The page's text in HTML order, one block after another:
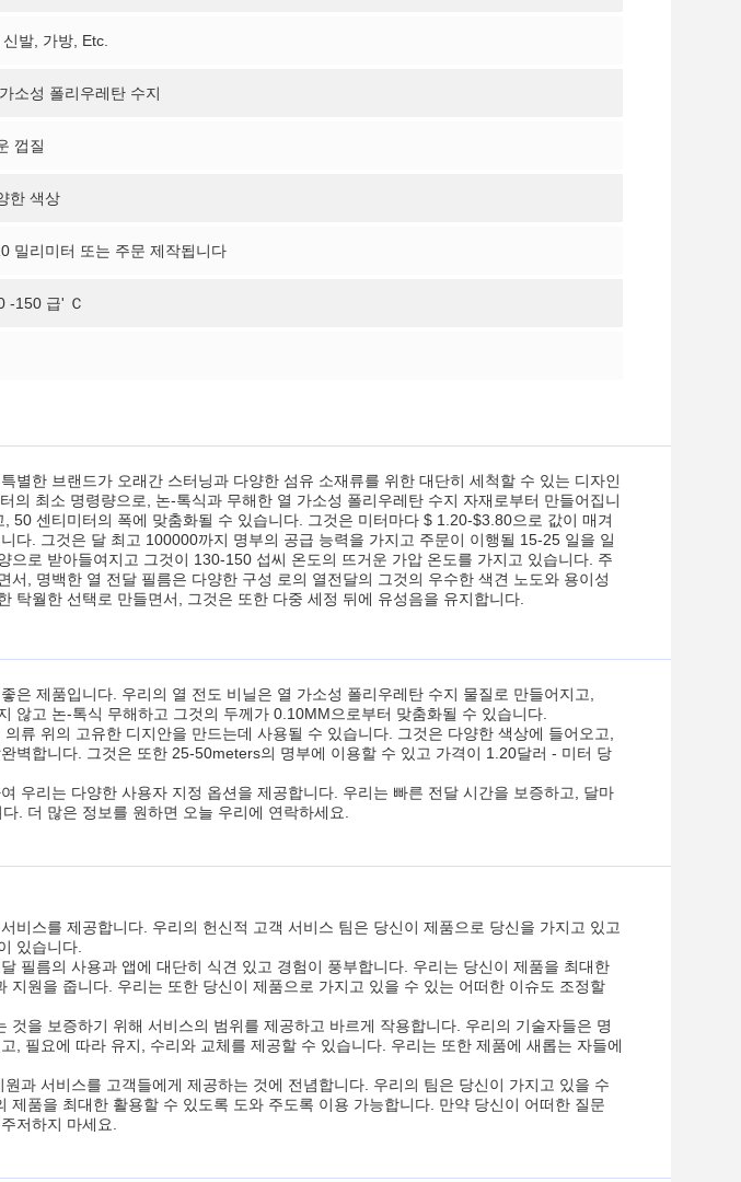
신발, 가방, Etc.
소성 폴리우레탄 수지
껍질
한 색상
밀리미터 또는 주문 제작됩니다
-150 급' Ｃ
별한 브랜드가 오래간 스터닝과 다양한 섬유 소재류를 위한 대단히 세척할 수 있는 디자인
의 최소 명령량으로, 논-톡식과 무해한 열 가소성 폴리우레탄 수지 자재로부터 만들어집니
50 센티미터의 폭에 맞춤화될 수 있습니다. 그것은 미터마다 $ 1.20-$3.80으로 값이 매겨
다. 그것은 달 최고 100000까지 명부의 공급 능력을 가지고 주문이 이행될 15-25 일을 일
으로 받아들여지고 그것이 130-150 섭씨 온도의 뜨거운 가압 온도를 가지고 있습니다. 주
서, 명백한 열 전달 필름은 다양한 구성 로의 열전달의 그것의 우수한 색견 노도와 용이성
탁월한 선택로 만들면서, 그것은 또한 다중 세정 뒤에 유성음을 유지합니다.
은 제품입니다. 우리의 열 전도 비닐은 열 가소성 폴리우레탄 수지 물질로 만들어지고,
않고 논-톡식 무해하고 그것의 두께가 0.10MM으로부터 맞춤화될 수 있습니다.
류 위의 고유한 디지안을 만드는데 사용될 수 있습니다. 그것은 다양한 색상에 들어오고,
벽합니다. 그것은 또한 25-50meters의 명부에 이용할 수 있고 가격이 1.20달러 - 미터 당
우리는 다양한 사용자 지정 옵션을 제공합니다. 우리는 빠른 전달 시간을 보증하고, 달마
. 더 많은 정보를 원하면 오늘 우리에 연락하세요.
비스를 제공합니다. 우리의 헌신적 고객 서비스 팀은 당신이 제품으로 당신을 가지고 있고
있습니다.
필름의 사용과 앱에 대단히 식견 있고 경험이 풍부합니다. 우리는 당신이 제품을 최대한
지원을 줍니다. 우리는 또한 당신이 제품으로 가지고 있을 수 있는 어떠한 이슈도 조정할
것을 보증하기 위해 서비스의 범위를 제공하고 바르게 작용합니다. 우리의 기술자들은 명
, 필요에 따라 유지, 수리와 교체를 제공할 수 있습니다. 우리는 또한 제품에 새롭는 자들에
과 서비스를 고객들에게 제공하는 것에 전념합니다. 우리의 팀은 당신이 가지고 있을 수
제품을 최대한 활용할 수 있도록 도와 주도록 이용 가능합니다. 만약 당신이 어떠한 질문
저하지 마세요.